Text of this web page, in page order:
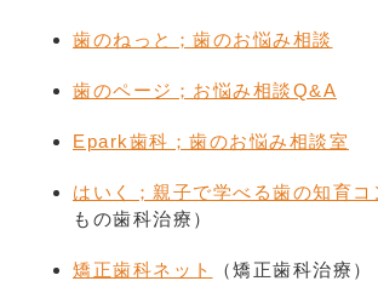
歯のねっと；歯のお悩み相談
歯のページ；お悩み相談Q&A
Epark歯科；歯のお悩み相談室
はいく；親子で学べる歯の知育コ
もの歯科治療）
矯正歯科ネット （矯正歯科治療）